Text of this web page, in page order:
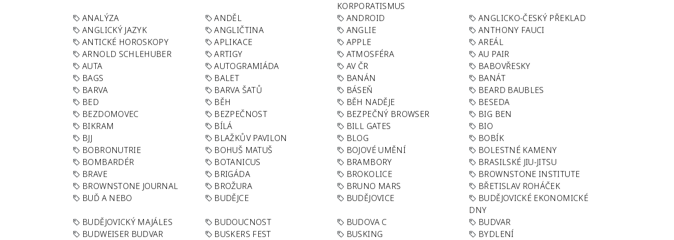
KORPORATISMUS
ANALÝZA ANDĚL ANDROID
ANGLICKO-ČESKÝ PŘEKLAD
ANGLICKÝ JAZYK
ANGLIČTINA ANGLIE
ANTHONY FAUCI
ANTICKÉ HOROSKOPY
APLIKACE APPLE
AREÁL
ARNOLD SCHLEHUBER
ARTIGY ATMOSFÉRA
AU PAIR
AUTA
AUTOGRAMIÁDA AV ČR
BABOVŘESKY
BAGS
BALET BANÁN
BANÁT
BARVA
BARVA ŠATŮ BÁSEŇ
BEARD BAUBLES
BED
BĚH BĚH NADĚJE
BESEDA
BEZDOMOVEC
BEZPEČNOST BEZPEČNÝ BROWSER
BIG BEN
BIKRAM
BÍLÁ BILL GATES
BIO
BJJ
BLAŽKŮV PAVILON BLOG
BOBÍK
BOBRONUTRIE
BOHUŠ MATUŠ BOJOVÉ UMĚNÍ
BOLESTNÉ KAMENY
BOMBARDÉR
BOTANICUS BRAMBORY
BRASILSKÉ JIU-JITSU
BRAVE
BRIGÁDA BROKOLICE
BROWNSTONE INSTITUTE
BROWNSTONE JOURNAL
BROŽURA BRUNO MARS
BŘETISLAV ROHÁČEK
BUĎ A NEBO
BUDĚJCE BUDĚJOVICE
BUDĚJOVICKÉ EKONOMICKÉ
DNY
BUDĚJOVICKÝ MAJÁLES
BUDOUCNOST BUDOVA C
BUDVAR
BUDWEISER BUDVAR
BUSKERS FEST BUSKING
BYDLENÍ